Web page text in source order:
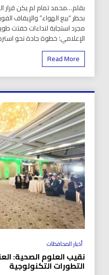
بقلم…محمد تمام لم يكن قرار
بحظر “بيع الهواء” والإيقاف
مجرد استجابة لنداءات خفتت
الإعلامي؛ خطوة جادة نحو
Read More
أخبار المحافظات
نقيب العلوم الصحية:
التطورات التكنولوجية